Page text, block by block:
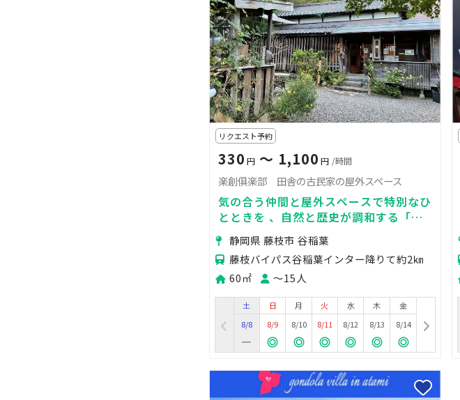
リクエスト予約
330 円 〜 1,100 円 /時間
楽創俱楽部 田舎の古民家の屋外スペース
気の合う仲間と屋外スペースで特別なひ
とときを 、自然と歴史が調和する「古
民家の屋外スペース」へ！心地よい風と
緑に包まれた特別な場所です。
静岡県 藤枝市 谷稲葉
藤枝バイパス谷稲葉インター降りて約2㎞
60㎡
〜15人
土
8/8
日
8/9
月
8/10
火
8/11
水
8/12
木
8/13
金
8/14